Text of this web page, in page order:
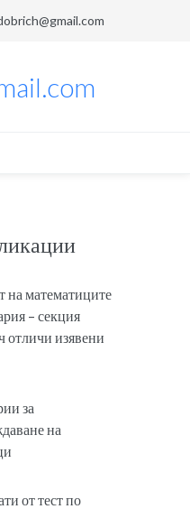
на математиците
– секция
отличи изявени
за
на
от тест по